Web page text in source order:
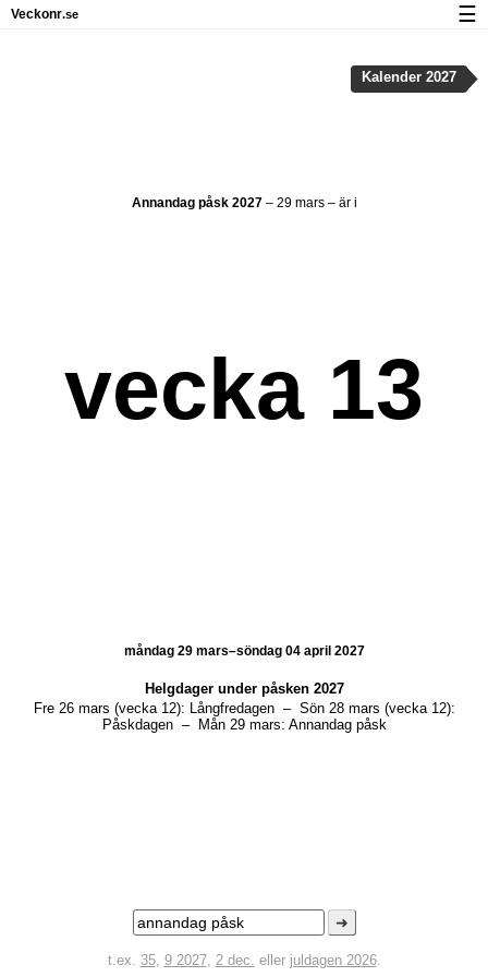
Annandag påsk 2027– 29 mars – är i
vecka 13
måndag 29 mars–söndag 04 april 2027
Helgdager under påsken 2027
Fre 26 mars (vecka 12): Långfredagen– Sön 28 mars (vecka 12):
Påskdagen– Mån 29 mars: Annandag påsk
➜
t.ex. 35, 9 2027, 2 dec. eller juldagen 2026.
Kalender 2027
Veckonr.se ☰